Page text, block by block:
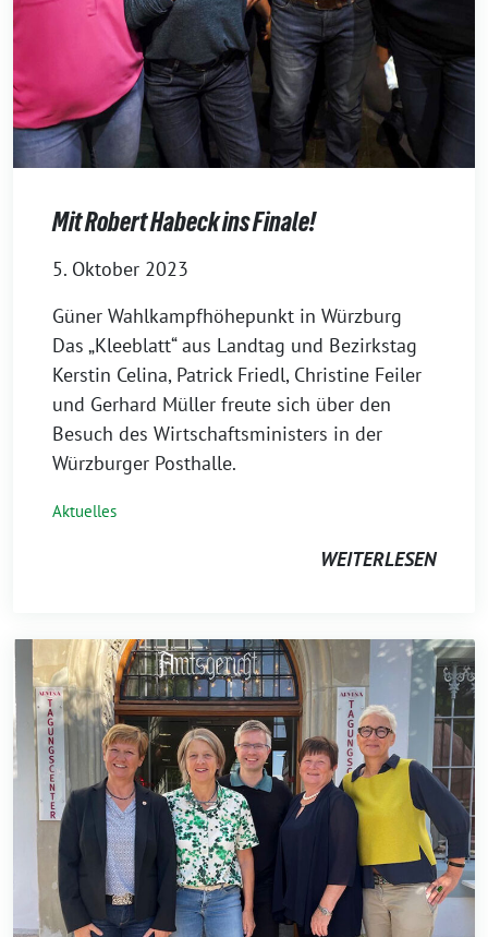
Mit Robert Habeck ins Finale!
5. Oktober 2023
Güner Wahlkampfhöhepunkt in Würzburg
Das „Kleeblatt“ aus Landtag und Bezirkstag
Kerstin Celina, Patrick Friedl, Christine Feiler
und Gerhard Müller freute sich über den
Besuch des Wirtschaftsministers in der
Würzburger Posthalle.
Aktuelles
WEITERLESEN